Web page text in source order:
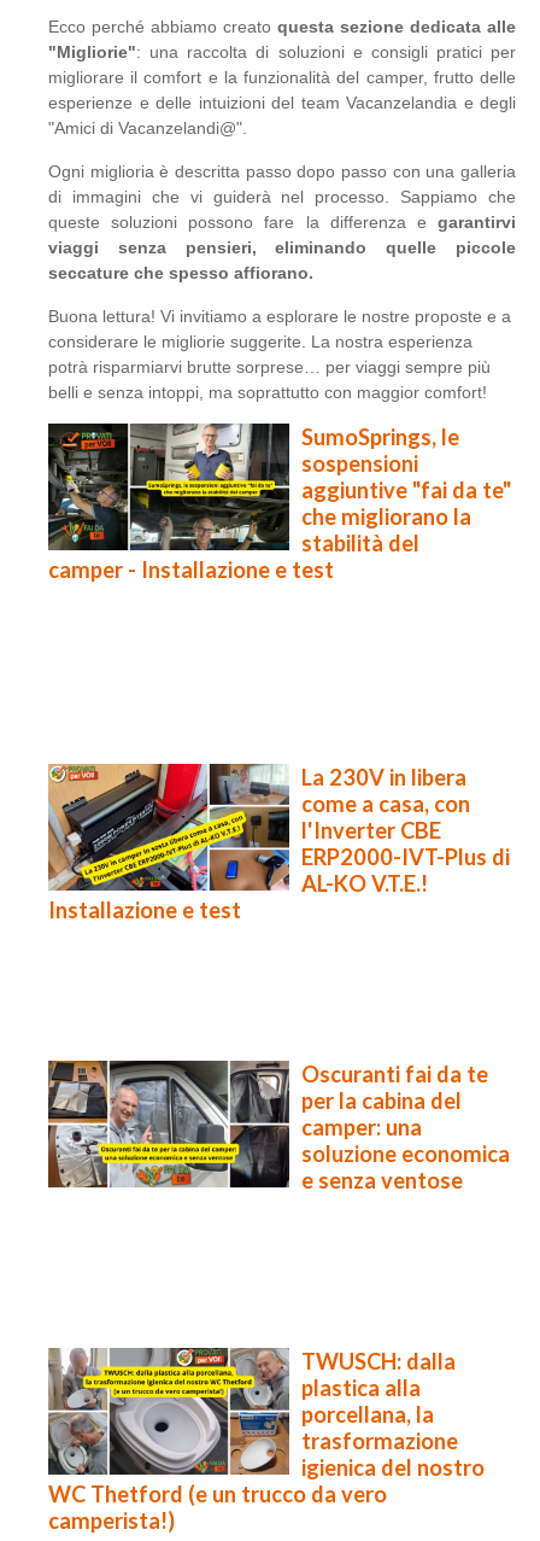
Ecco perché abbiamo creato questa sezione dedicata alle
"Migliorie": una raccolta di soluzioni e consigli pratici per
migliorare il comfort e la funzionalità del camper, frutto delle
esperienze e delle intuizioni del team Vacanzelandia e degli
"Amici di Vacanzelandi@".
Ogni miglioria è descritta passo dopo passo con una galleria
di immagini che vi guiderà nel processo. Sappiamo che
queste soluzioni possono fare la differenza e garantirvi
viaggi senza pensieri, eliminando quelle piccole
seccature che spesso affiorano.
Buona lettura! Vi invitiamo a esplorare le nostre proposte e a
considerare le migliorie suggerite. La nostra esperienza
potrà risparmiarvi brutte sorprese… per viaggi sempre più
belli e senza intoppi, ma soprattutto con maggior comfort!
SumoSprings, le
sospensioni
aggiuntive "fai da te"
che migliorano la
stabilità del
camper - Installazione e test
La 230V in libera
come a casa, con
l'Inverter CBE
ERP2000-IVT-Plus di
AL-KO V.T.E.!
Installazione e test
Oscuranti fai da te
per la cabina del
camper: una
soluzione economica
e senza ventose
TWUSCH: dalla
plastica alla
porcellana, la
trasformazione
igienica del nostro
WC Thetford (e un trucco da vero
camperista!)